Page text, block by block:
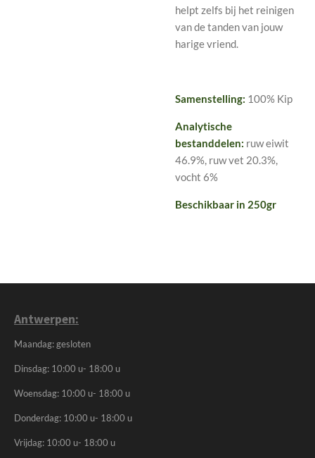
helpt zelfs bij het reinigen
van de tanden van jouw
harige vriend.
Samenstelling: 100% Kip
Analytische
bestanddelen: ruw eiwit
46.9%, ruw vet 20.3%,
vocht 6%
Beschikbaar in 250gr
Antwerpen:
Maandag: gesloten
Dinsdag: 10:00 u- 18:00 u
Woensdag: 10:00 u- 18:00 u
Donderdag: 10:00 u- 18:00 u
Vrijdag: 10:00 u- 18:00 u